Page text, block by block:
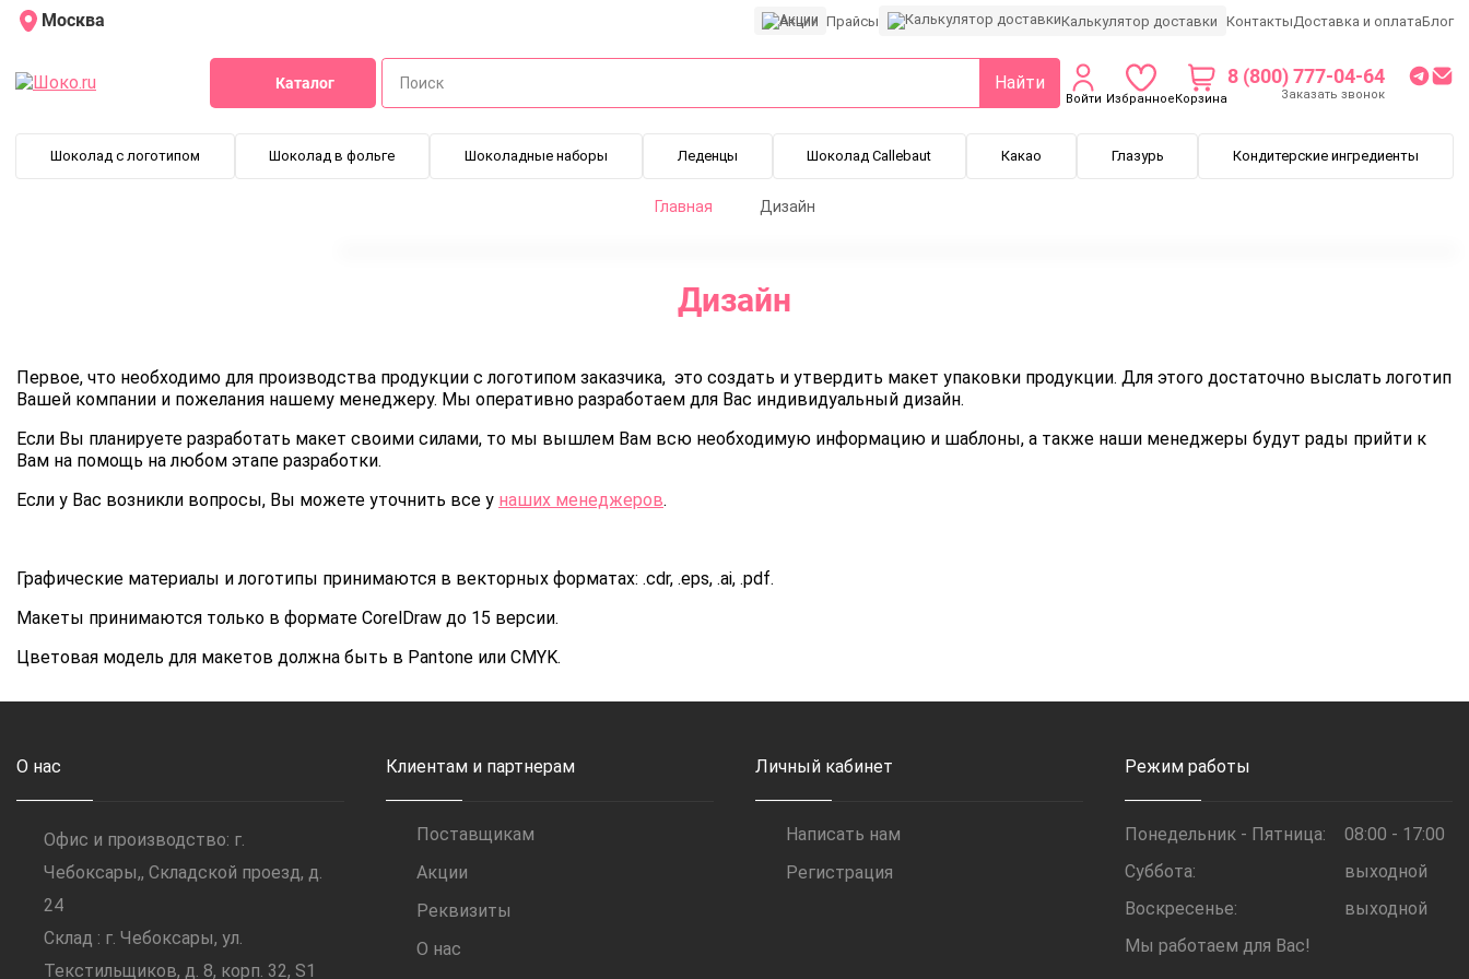
Москва Акции Прайсы Калькулятор доставки КонтактыДоставка и оплатаБлог
Каталог Найти
Войти ИзбранноеКорзина
8 (800) 777-04-64
Заказать звонок
Шоколад с логотипом Шоколад в фольге Шоколадные наборы Леденцы Шоколад Callebaut Какао Глазурь Кондитерские ингредиенты
Главная Дизайн
Дизайн
Первое, что необходимо для производства продукции с логотипом заказчика, это создать и утвердить макет упаковки продукции. Для этого достаточно выслать логотип
Вашей компании и пожелания нашему менеджеру. Мы оперативно разработаем для Вас индивидуальный дизайн.
Если Вы планируете разработать макет своими силами, то мы вышлем Вам всю необходимую информацию и шаблоны, а также наши менеджеры будут рады прийти к
Вам на помощь на любом этапе разработки.
Если у Вас возникли вопросы, Вы можете уточнить все у наших менеджеров.
Графические материалы и логотипы принимаются в векторных форматах: .cdr, .eps, .ai, .pdf.
Макеты принимаются только в формате CorelDraw до 15 версии.
Цветовая модель для макетов должна быть в Pantone или CMYK.
О нас
Офис и производство: г.
Чебоксары,, Складской проезд, д.
24
Склад : г. Чебоксары, ул.
Текстильщиков, д. 8, корп. 32, S1
Клиентам и партнерам
Поставщикам
Акции
Реквизиты
О нас
Личный кабинет
Написать нам
Регистрация
Режим работы
Понедельник - Пятница:
08:00 - 17:00
Суббота:
выходной
Воскресенье:
выходной
Мы работаем для Вас!